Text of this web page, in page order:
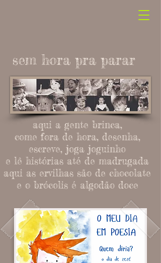
sem hora pra parar
aqui a gente brinca,
come fora de hora, desenha,
escreve, joga joguinho
e lê histórias até de madrugada
aqui as ervilhas são de chocolate
e o brócolis é algodão doce